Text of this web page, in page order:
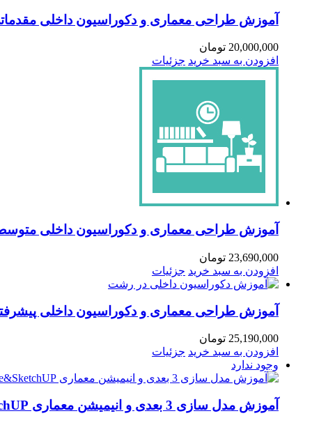
آموزش طراحی معماری و دکوراسیون داخلی
20,000,000 تومان
افزودن به سبد خرید جزئیات
آموزش طراحی معماری و دکوراسیون داخلی
23,690,000 تومان
افزودن به سبد خرید جزئیات
آموزش طراحی معماری و دکوراسیون داخلی
25,190,000 تومان
افزودن به سبد خرید جزئیات
وجود ندارد
آموزش مدل سازی 3 بعدی و انیمیشن معماری Enscape&SketchUP